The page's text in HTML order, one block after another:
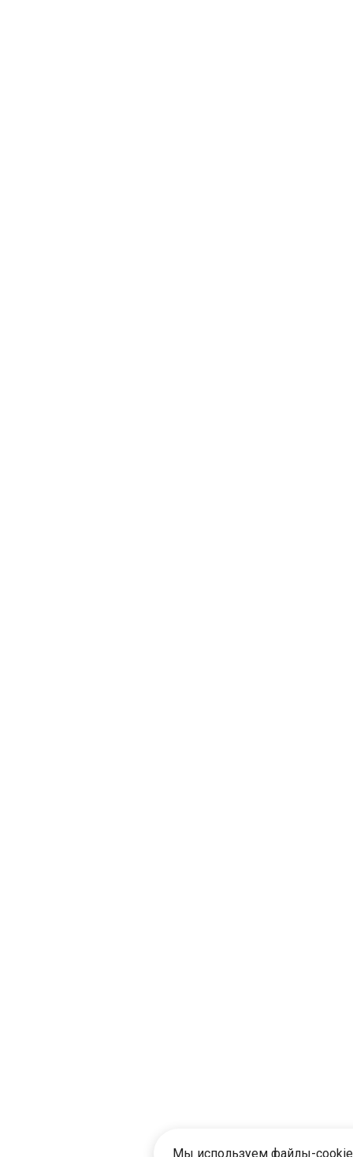
Мы используем файлы-